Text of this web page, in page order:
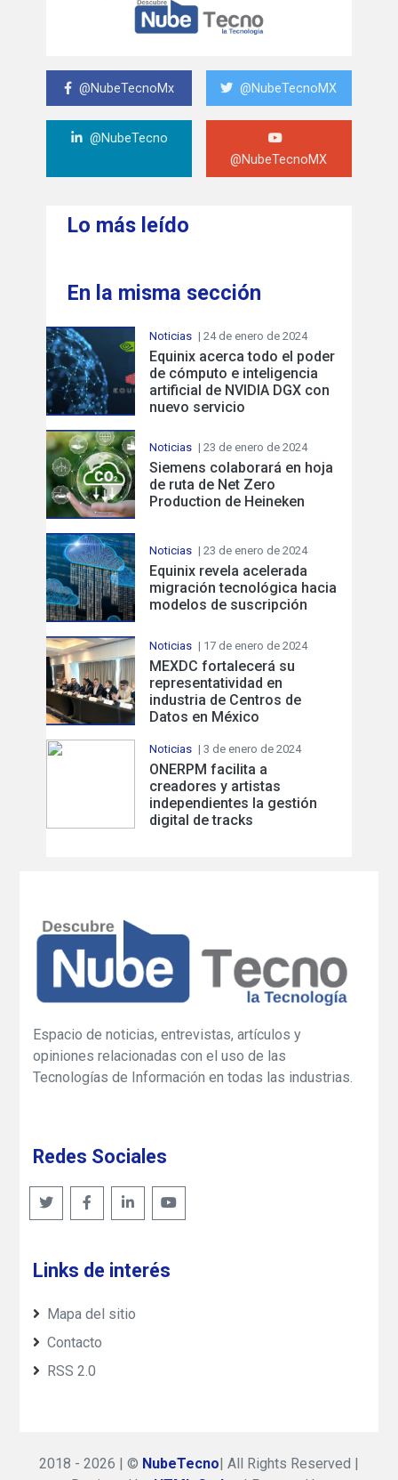
@NubeTecnoMx @NubeTecnoMX
@NubeTecno
@NubeTecnoMX
Lo más leído
En la misma sección
Noticias | 24 de enero de 2024
Equinix acerca todo el poder
de cómputo e inteligencia
artificial de NVIDIA DGX con
nuevo servicio
Noticias | 23 de enero de 2024
Siemens colaborará en hoja
de ruta de Net Zero
Production de Heineken
Noticias | 23 de enero de 2024
Equinix revela acelerada
migración tecnológica hacia
modelos de suscripción
Noticias | 17 de enero de 2024
MEXDC fortalecerá su
representatividad en
industria de Centros de
Datos en México
Noticias | 3 de enero de 2024
ONERPM facilita a
creadores y artistas
independientes la gestión
digital de tracks
Espacio de noticias, entrevistas, artículos y
opiniones relacionadas con el uso de las
Tecnologías de Información en todas las industrias.
Redes Sociales
Links de interés
Mapa del sitio
Contacto
RSS 2.0
2018 - 2026 | © NubeTecno | All Rights Reserved |